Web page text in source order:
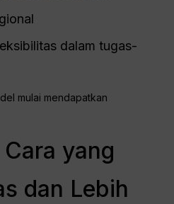
dalam tugas-
mulai mendapatkan
yang
dan Lebih